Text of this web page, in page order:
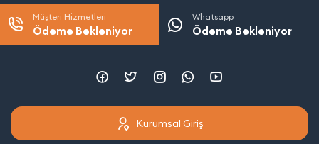
Müşteri Hizmetleri
Ödeme Bekleniyor
Whatsapp
Ödeme Bekleniyor
Kurumsal Giriş